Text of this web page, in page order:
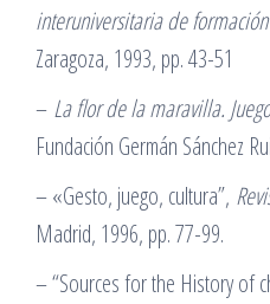
interuniversitaria de
Zaragoza, 1993, pp. 43-51
– La flor de la maravilla.
Fundación Germán Sánchez
– «Gesto, juego, cultura”,
Madrid, 1996, pp. 77-99.
– “Sources for the History of